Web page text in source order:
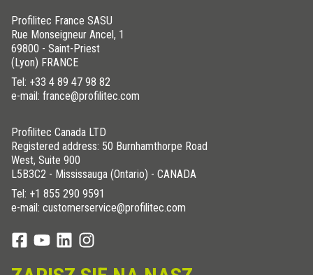
Profilitec France SASU
Rue Monseigneur Ancel, 1
69800 - Saint-Priest
(Lyon) FRANCE
Tel: +33 4 89 47 98 82
e-mail: france@profilitec.com
Profilitec Canada LTD
Registered address: 50 Burnhamthorpe Road
West, Suite 900
L5B3C2 - Mississauga (Ontario) - CANADA
Tel: +1 855 290 9591
e-mail: customerservice@profilitec.com